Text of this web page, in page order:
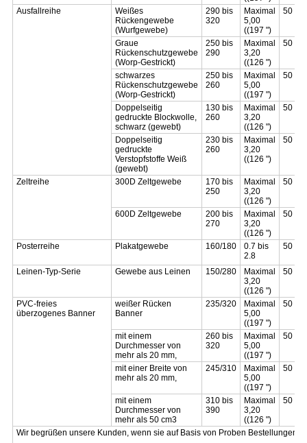
Ausfallreihe
Weißes
Rückengewebe
(Wurfgewebe)
290 bis
320
Maximal
5,00
((197 ")
50
Graue
Rückenschutzgewebe
(Worp-Gestrickt)
250 bis
290
Maximal
3,20
((126 ")
50
schwarzes
Rückenschutzgewebe
(Worp-Gestrickt)
250 bis
260
Maximal
5,00
((197 ")
50
Doppelseitig
gedruckte Blockwolle,
schwarz (gewebt)
130 bis
260
Maximal
3,20
((126 ")
50
Doppelseitig
gedruckte
Verstopfstoffe Weiß
(gewebt)
230 bis
260
Maximal
3,20
((126 ")
50
Zeltreihe 300D Zeltgewebe
170 bis
250
Maximal
3,20
((126 ")
50
600D Zeltgewebe
200 bis
270
Maximal
3,20
((126 ")
50
Posterreihe Plakatgewebe 160/180
0.7 bis
2.8
50
Leinen-Typ-Serie Gewebe aus Leinen 150/280
Maximal
3,20
((126 ")
50
PVC-freies
überzogenes Banner
weißer Rücken
Banner
235/320
Maximal
5,00
((197 ")
50
mit einem
Durchmesser von
mehr als 20 mm,
260 bis
320
Maximal
5,00
((197 ")
50
mit einer Breite von
mehr als 20 mm,
245/310
Maximal
5,00
((197 ")
50
mit einem
Durchmesser von
mehr als 50 cm3
310 bis
390
Maximal
3,20
((126 ")
50
Wir begrüßen unsere Kunden, wenn sie auf Basis von Proben Bestellungen